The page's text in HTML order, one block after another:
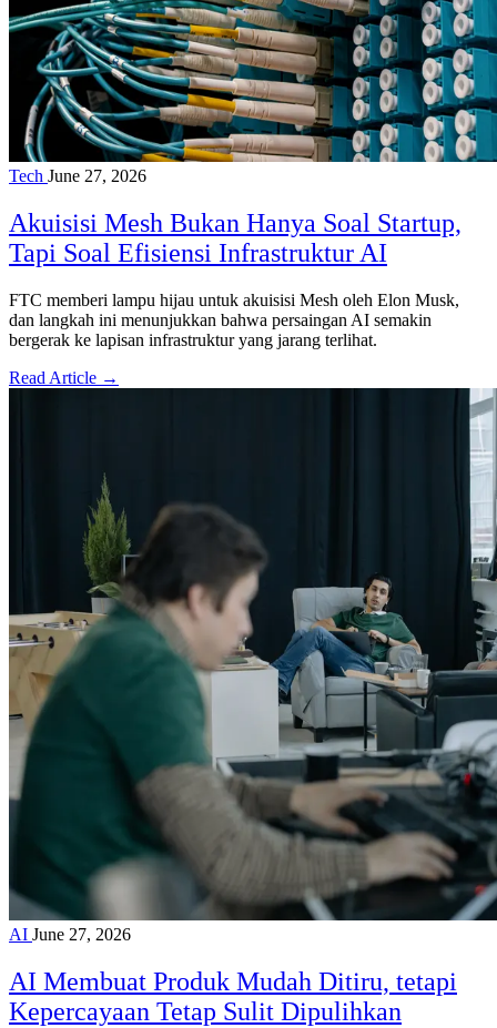
Tech June 27, 2026
Akuisisi Mesh Bukan Hanya Soal Startup,
Tapi Soal Efisiensi Infrastruktur AI
FTC memberi lampu hijau untuk akuisisi Mesh oleh Elon Musk,
dan langkah ini menunjukkan bahwa persaingan AI semakin
bergerak ke lapisan infrastruktur yang jarang terlihat.
Read Article →
AI June 27, 2026
AI Membuat Produk Mudah Ditiru, tetapi
Kepercayaan Tetap Sulit Dipulihkan